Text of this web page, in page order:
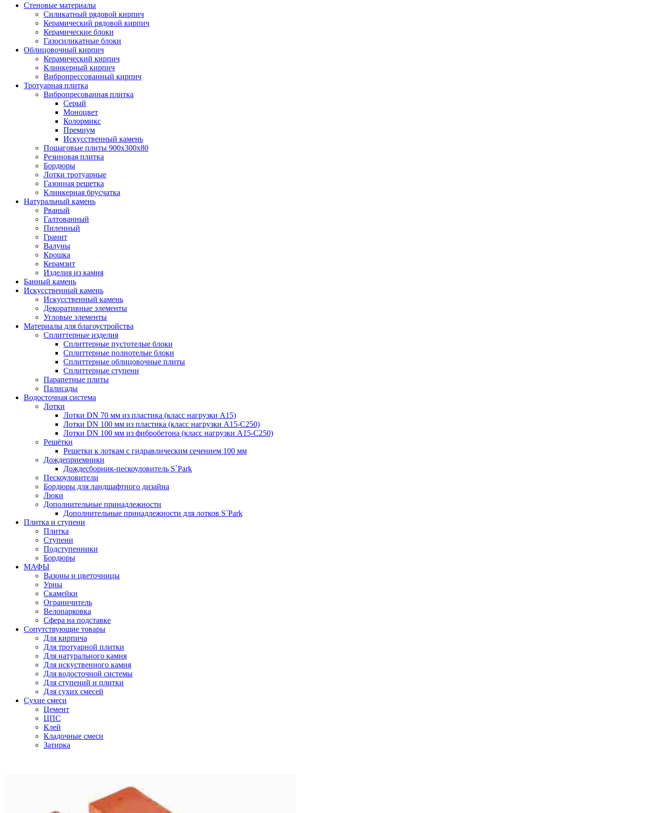
Стеновые материалы
Силикатный рядовой кирпич
Керамический рядовой кирпич
Керамические блоки
Газосиликатные блоки
Облицовочный кирпич
Керамический кирпич
Клинкерный кирпич
Вибропрессованный кирпич
Тротуарная плитка
Вибропресованная плитка
Серый
Моноцвет
Колормикс
Премиум
Искусственный камень
Пошаговые плиты 900х300х80
Резиновая плитка
Бордюры
Лотки тротуарные
Газонная решетка
Клинкерная брусчатка
Натуральный камень
Рваный
Галтованный
Пиленный
Гранит
Валуны
Крошка
Керамзит
Изделия из камня
Банный камень
Искусственный камень
Искусственный камень
Декоративные элементы
Угловые элементы
Материалы для благоустройства
Сплиттерные изделия
Сплиттерные пустотелые блоки
Сплиттерные полнотелые блоки
Сплиттерные облицовочные плиты
Сплиттерные ступени
Парапетные плиты
Палисады
Водосточная система
Лотки
Лотки DN 70 мм из пластика (класс нагрузки А15)
Лотки DN 100 мм из пластика (класс нагрузки А15-С250)
Лотки DN 100 мм из фибробетона (класс нагрузки А15-С250)
Решётки
Решетки к лоткам с гидравлическим сечением 100 мм
Дождеприемники
Дождесборник-пескоуловитель S`Park
Пескоуловители
Бордюры для ландшафтного дизайна
Люки
Дополнительные принадлежности
Дополнительные принадлежности для лотков S`Park
Плитка и ступени
Плитка
Ступени
Подступенники
Бордюры
МАФЫ
Вазоны и цветочницы
Урны
Скамейки
Ограничитель
Велопарковка
Сфера на подставке
Сопутствующие товары
Для кирпича
Для тротуарной плитки
Для натурального камня
Для искуственного камня
Для водосточной системы
Для ступений и плитки
Для сухих смесей
Сухие смеси
Цемент
ЦПС
Клей
Кладочные смеси
Затирка